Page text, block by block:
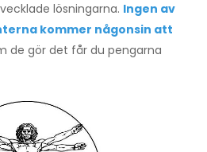
lösningarna. Ingen av
kommer någonsin att
de gör det får du pengarna